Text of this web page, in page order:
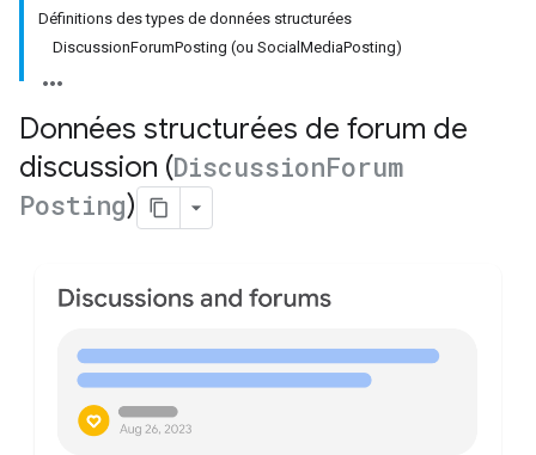
Définitions des types de données structurées
DiscussionForumPosting (ou SocialMediaPosting)
Données structurées de forum de
discussion (DiscussionForum
Posting)